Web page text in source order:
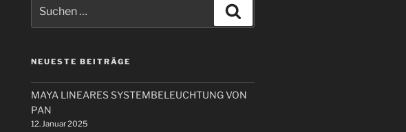
nach:
NEUESTE BEITRÄGE
MAYA LINEARES SYSTEMBELEUCHTUNG VON
PAN
12. Januar 2025